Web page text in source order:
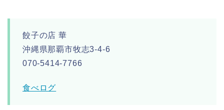
餃子の店 華
沖縄県那覇市牧志3-4-6
070-5414-7766
食べログ